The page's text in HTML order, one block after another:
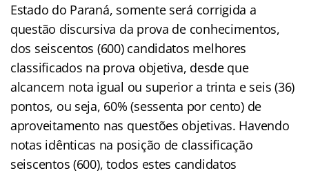
Estado do Paraná, somente será corrigida a
questão discursiva da prova de conhecimentos,
dos seiscentos (600) candidatos melhores
classificados na prova objetiva, desde que
alcancem nota igual ou superior a trinta e seis (36)
pontos, ou seja, 60% (sessenta por cento) de
aproveitamento nas questões objetivas. Havendo
notas idênticas na posição de classificação
seiscentos (600), todos estes candidatos